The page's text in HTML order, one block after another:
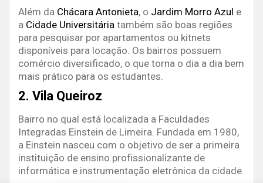
Além da Chácara Antonieta, o Jardim Morro Azul e
a Cidade Universitária também são boas regiões
para pesquisar por apartamentos ou kitnets
disponíveis para locação. Os bairros possuem
comércio diversificado, o que torna o dia a dia bem
mais prático para os estudantes.
2. Vila Queiroz
Bairro no qual está localizada a Faculdades
Integradas Einstein de Limeira. Fundada em 1980,
a Einstein nasceu com o objetivo de ser a primeira
instituição de ensino profissionalizante de
informática e instrumentação eletrônica da cidade.